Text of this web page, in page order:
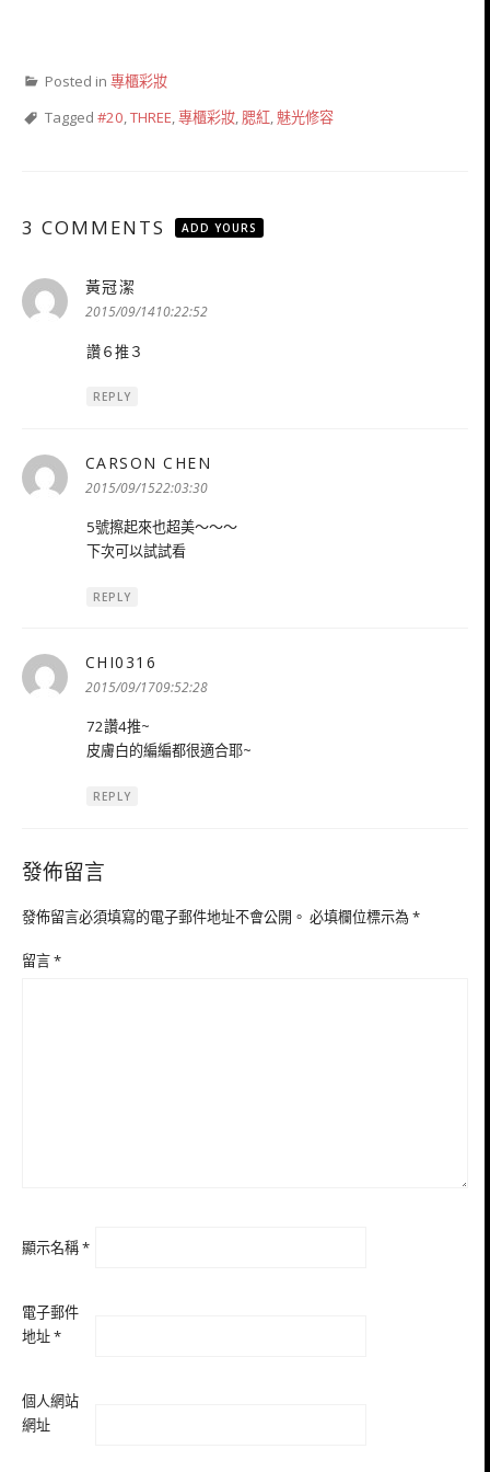
Posted in 專櫃彩妝
Tagged #20,THREE,專櫃彩妝,腮紅,魅光修容
3 COMMENTS ADD YOURS
黃冠潔
示:
2015/09/1410:22:52
讚６推３
REPLY
CARSON CHEN
2015/09/1522:03:30
5號擦起來也超美～～～
下次可以試試看
REPLY
CHI0316
示:
2015/09/1709:52:28
72讚4推~
皮膚白的編編都很適合耶~
REPLY
發佈留言
發佈留言必須填寫的電子郵件地址不會公開。 必填欄位標示為*
留言*
顯示名稱*
電子郵件
地址*
個人網站
網址